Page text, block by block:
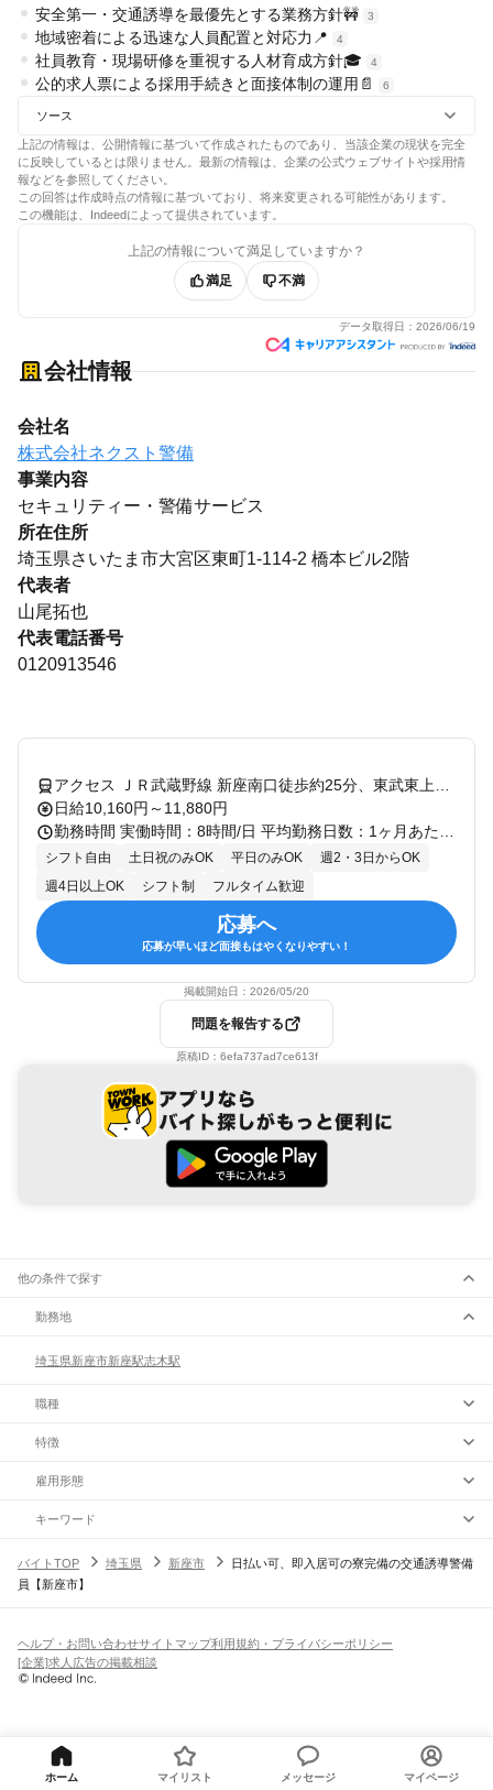
安全第一・交通誘導を最優先とする業務方針🚧 3
地域密着による迅速な人員配置と対応力📍 4
社員教育・現場研修を重視する人材育成方針🎓 4
公的求人票による採用手続きと面接体制の運用📄 6
ソース
上記の情報は、公開情報に基づいて作成されたものであり、当該企業の現状を完全
に反映しているとは限りません。最新の情報は、企業の公式ウェブサイトや採用情
報などを参照してください。
この回答は作成時点の情報に基づいており、将来変更される可能性があります。
この機能は、Indeedによって提供されています。
上記の情報について満足していますか？
満足
不満
データ取得日： 2026/06/19
会社情報
会社名
株式会社ネクスト警備
事業内容
セキュリティー・警備サービス
所在住所
埼玉県さいたま市大宮区東町1-114-2 橋本ビル2階
代表者
山尾拓也
代表電話番号
0120913546
日給10,160円～11,880円
シフト自由 土日祝のみOK 平日のみOK
週2・3日からOK
週4日以上OK
シフト制 フルタイム歓迎
応募へ
応募が早いほど面接もはやくなりやすい！
掲載開始日： 2026/05/20
問題を報告する
原稿ID： 6efa737ad7ce613f
他の条件で探す
勤務地
埼玉県新座市新座駅志木駅
職種
特徴
雇用形態
キーワード
バイトTOP 埼玉県 新座市
日払い可、即入居可の寮完備の交通誘導警備
員【新座市】
ヘルプ・お問い合わせサイトマップ利用規約・プライバシーポリシー
[企業]求人広告の掲載相談
ホーム マイリスト メッセージ マイページ